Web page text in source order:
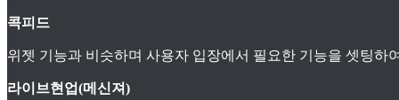
콕피드
위젯 기능과 비슷하며 사용자 입장에서 필요한 기능을 셋팅
라이브현업(메신져)